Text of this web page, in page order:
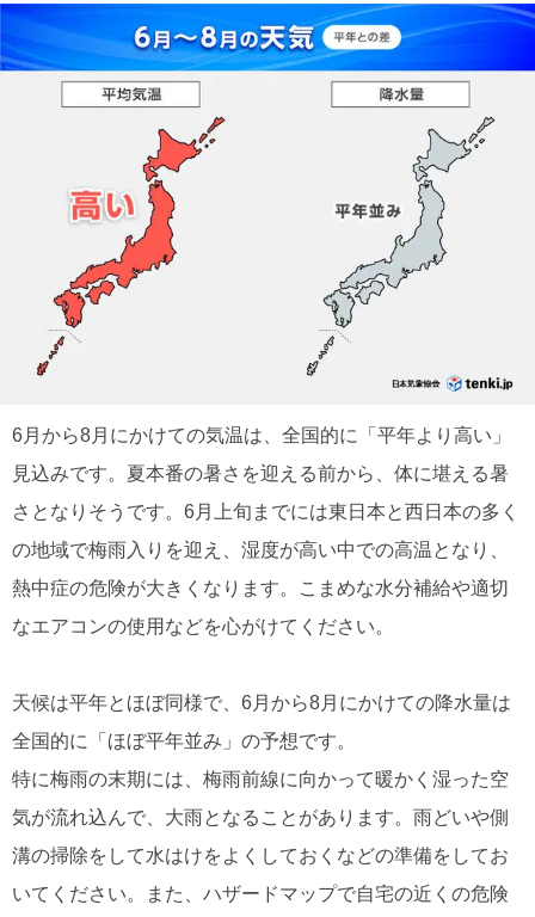
6月から8月にかけての気温は、全国的に「平年より高い」
見込みです。夏本番の暑さを迎える前から、体に堪える暑
さとなりそうです。6月上旬までには東日本と西日本の多く
の地域で梅雨入りを迎え、湿度が高い中での高温となり、
熱中症の危険が大きくなります。こまめな水分補給や適切
なエアコンの使用などを心がけてください。
天候は平年とほぼ同様で、6月から8月にかけての降水量は
全国的に「ほぼ平年並み」の予想です。
特に梅雨の末期には、梅雨前線に向かって暖かく湿った空
気が流れ込んで、大雨となることがあります。雨どいや側
溝の掃除をして水はけをよくしておくなどの準備をしてお
いてください。また、ハザードマップで自宅の近くの危険